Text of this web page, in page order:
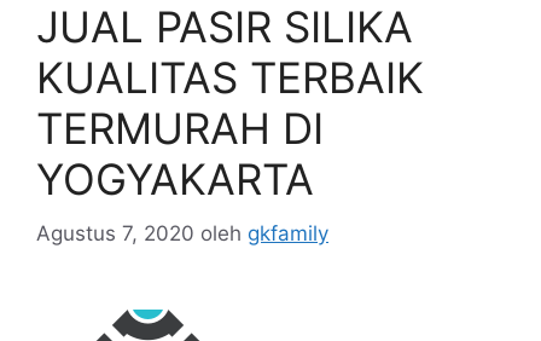
JUAL PASIR SILIKA
KUALITAS TERBAIK
TERMURAH DI
YOGYAKARTA
Agustus 7, 2020 oleh gkfamily